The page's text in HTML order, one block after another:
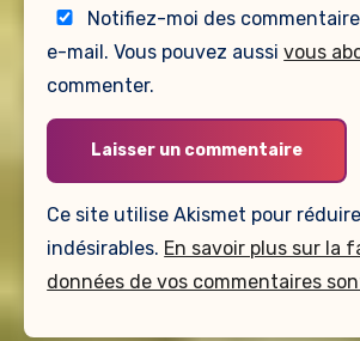
Notifiez-moi des
e-mail. Vous pouvez aussivous
commenter.
Ce site utilise Akismet pour
indésirables. En savoir plus sur la
données de vos commentaires